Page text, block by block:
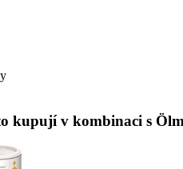
kupují v kombinaci s